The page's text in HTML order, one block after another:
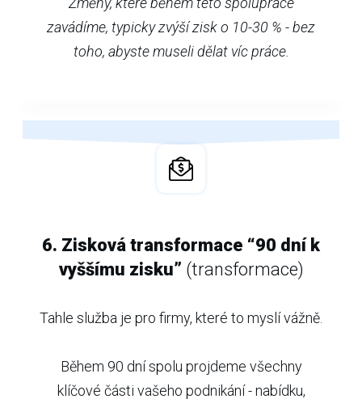
zavádíme, typicky zvýší zisk o 10-30 % - bez
toho, abyste museli dělat víc práce.
6. Zisková transformace “90 dní k
vyššímu zisku” (transformace)
Tahle služba je pro firmy, které to myslí vážně.
Během 90 dní spolu projdeme všechny
klíčové části vašeho podnikání - nabídku,